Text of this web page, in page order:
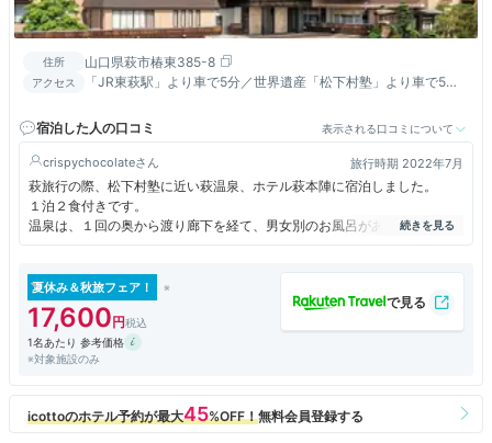
住所 山口県萩市椿東385-8
アクセス
「JR東萩駅」より車で5分／世界遺産「松下村塾」より車で5分
宿泊した人の口コミ
表示される口コミについて
crispychocolate 旅行時期 2022年7月
萩旅行の際、松下村塾に近い萩温泉、ホテル萩本陣に宿泊しました。
１泊２食付きです。
温泉は、１回の奥から渡り廊下を経て、男女別のお風呂があります。
夜と朝で、男女が入れ替わりとなる方式で、別々の温泉施設を楽しめま
露店、ツボ風呂、歩き風呂、寝湯等、それぞれに、７－８種類の湯が
あるので楽しめます。
夏休み＆秋旅フェア！
17,600
1名あたり 参考価格
※対象施設のみ